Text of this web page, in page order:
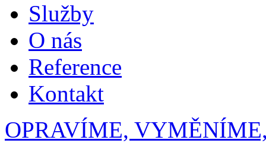
Služby
O nás
Reference
Kontakt
OPRAVÍME,